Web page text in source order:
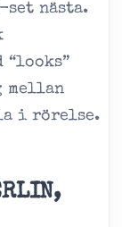
nästa.
mellan
i rörelse.